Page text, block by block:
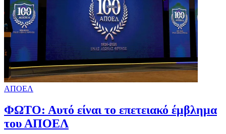
ΑΠΟΕΛ
ΦΩΤΟ: Αυτό είναι το επετειακό έμβλημα
του ΑΠΟΕΛ